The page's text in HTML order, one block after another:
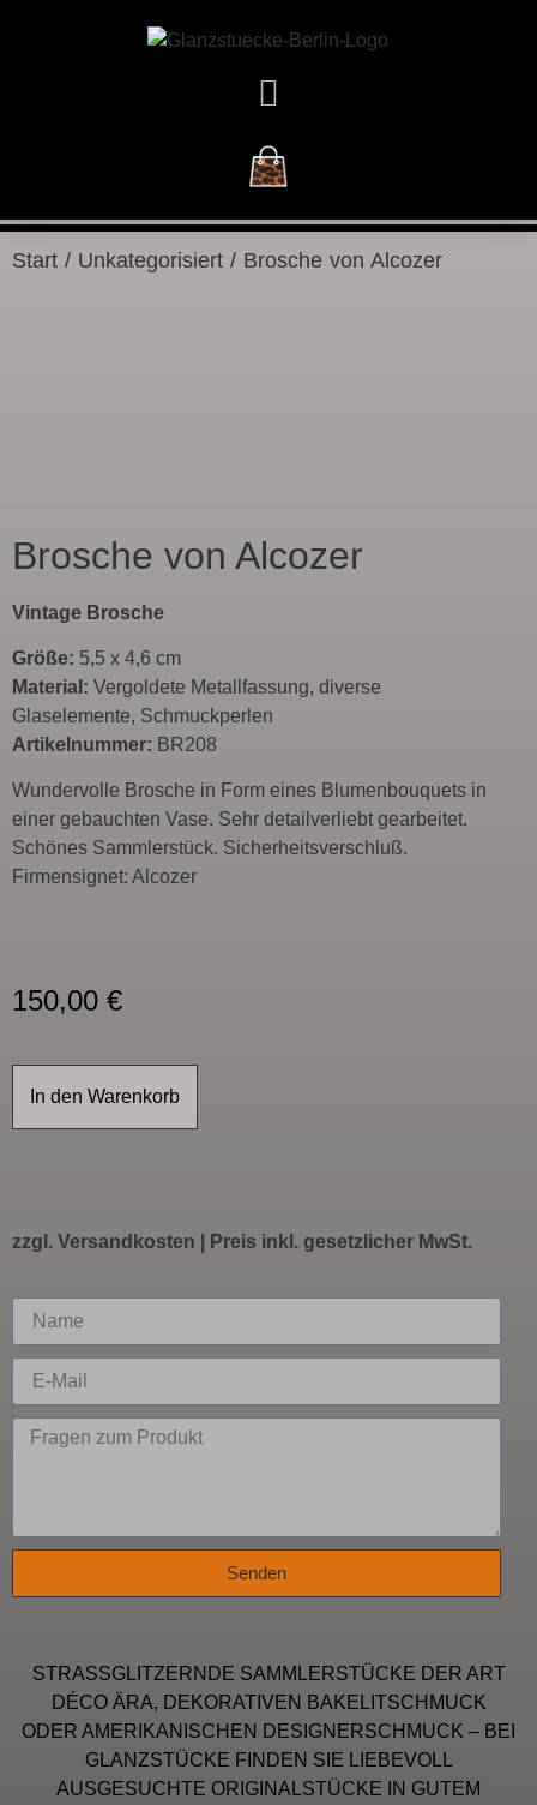
Start / Unkategorisiert / Brosche von Alcozer
Brosche von Alcozer
Vintage Brosche
Größe: 5,5 x 4,6 cm
Material: Vergoldete Metallfassung, diverse
Glaselemente, Schmuckperlen
Artikelnummer: BR208
Wundervolle Brosche in Form eines Blumenbouquets in
einer gebauchten Vase. Sehr detailverliebt gearbeitet.
Schönes Sammlerstück. Sicherheitsverschluß.
Firmensignet: Alcozer
150,00 €
In den Warenkorb
zzgl. Versandkosten | Preis inkl. gesetzlicher MwSt.
Senden
STRASSGLITZERNDE SAMMLERSTÜCKE DER ART
DÉCO ÄRA, DEKORATIVEN BAKELITSCHMUCK
ODER AMERIKANISCHEN DESIGNERSCHMUCK – BEI
GLANZSTÜCKE FINDEN SIE LIEBEVOLL
AUSGESUCHTE ORIGINALSTÜCKE IN GUTEM